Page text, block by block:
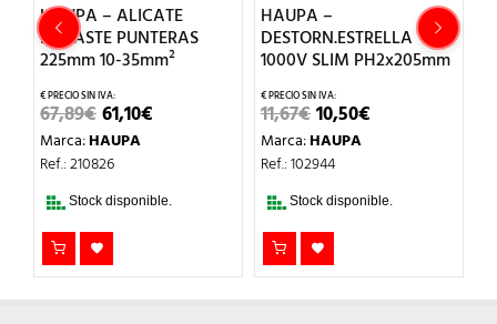
HAUPA – ALICATE
ENGASTE PUNTERAS
225mm 10-35mm²
67,89€EL
PRECIO
ORIGINAL
ERA:
61,10€
Marca:HAUPA
Ref.: 210826
Stock disponible.
HAUPA –
DESTORN.ESTRELLA
1000V SLIM PH2x205mm
11,67€EL
PRECIO
ORIGINAL
ERA:
10,50€
Marca:HAUPA
Ref.: 102944
Stock disponible.